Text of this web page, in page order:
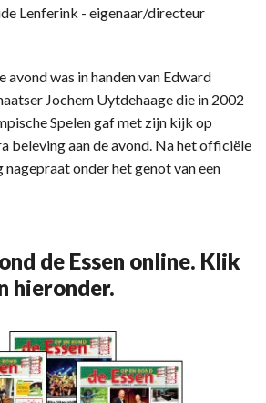
Lenferink - eigenaar/directeur
avond was in handen van Edward
Jochem Uytdehaage die in 2002
Spelen gaf met zijn kijk op
beleving aan de avond. Na het officiële
nagepraat onder het genot van een
de Essen online. Klik
hieronder.